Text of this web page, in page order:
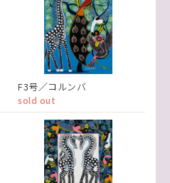
F3号／コルンバ
sold out